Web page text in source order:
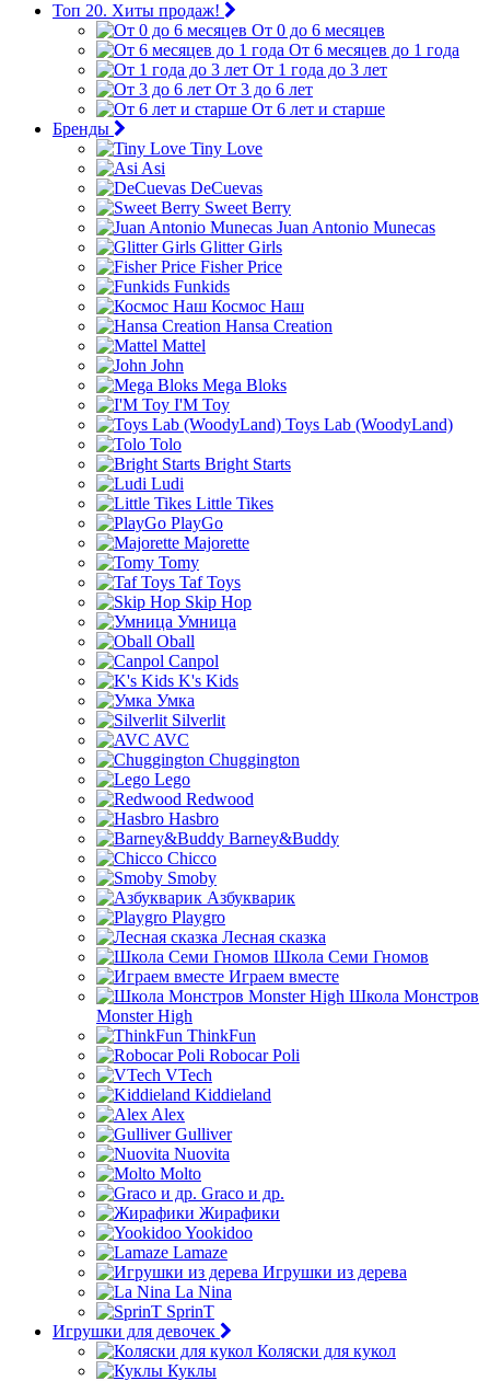
Топ 20. Хиты продаж!
От 0 до 6 месяцев
От 6 месяцев до 1 года
От 1 года до 3 лет
От 3 до 6 лет
От 6 лет и старше
Бренды
Tiny Love
Asi
DeCuevas
Sweet Berry
Juan Antonio Munecas
Glitter Girls
Fisher Price
Funkids
Космос Наш
Hansa Creation
Mattel
John
Mega Bloks
I'M Toy
Toys Lab (WoodyLand)
Tolo
Bright Starts
Ludi
Little Tikes
PlayGo
Majorette
Tomy
Taf Toys
Skip Hop
Умница
Oball
Canpol
K's Kids
Умка
Silverlit
AVC
Chuggington
Lego
Redwood
Hasbro
Barney&Buddy
Chicco
Smoby
Азбукварик
Playgro
Лесная сказка
Школа Семи Гномов
Играем вместе
Школа Монстров
Monster High
ThinkFun
Robocar Poli
VTech
Kiddieland
Alex
Gulliver
Nuovita
Molto
Graco и др.
Жирафики
Yookidoo
Lamaze
Игрушки из дерева
La Nina
SprinT
Игрушки для девочек
Коляски для кукол
Куклы